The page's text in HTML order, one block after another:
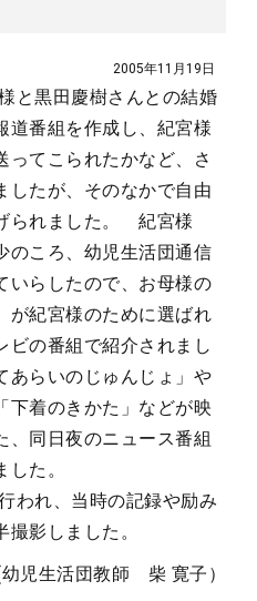
2005年11月19日
と黒田慶樹さんとの結婚
道番組を作成し、紀宮様
ってこられたかなど、さ
したが、そのなかで自由
られました。 紀宮様
のころ、幼児生活団通信
いらしたので、お母様の
が紀宮様のために選ばれ
ビの番組で紹介されまし
あらいのじゅんじょ」や
下着のきかた」などが映
、同日夜のニュース番組
た。
われ、当時の記録や励み
影しました。
児生活団教師 柴 寛子）